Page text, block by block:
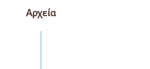
Αρχεία